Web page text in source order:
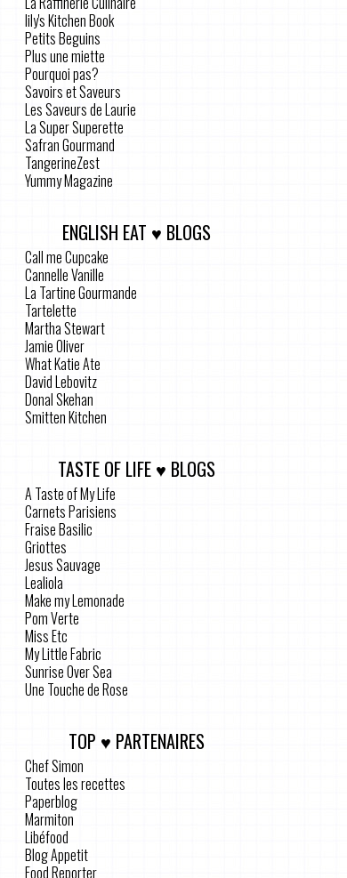
lily's Kitchen Book
Petits Beguins
Plus une miette
Pourquoi pas?
Savoirs et Saveurs
Les Saveurs de Laurie
La Super Superette
Safran Gourmand
TangerineZest
Yummy Magazine
ENGLISH EAT ♥ BLOGS
Call me Cupcake
Cannelle Vanille
La Tartine Gourmande
Tartelette
Martha Stewart
Jamie Oliver
What Katie Ate
David Lebovitz
Donal Skehan
Smitten Kitchen
TASTE OF LIFE ♥ BLOGS
A Taste of My Life
Carnets Parisiens
Fraise Basilic
Griottes
Jesus Sauvage
Lealiola
Make my Lemonade
Pom Verte
Miss Etc
My Little Fabric
Sunrise Over Sea
Une Touche de Rose
TOP ♥ PARTENAIRES
Chef Simon
Toutes les recettes
Paperblog
Marmiton
Libéfood
Blog Appetit
Food Reporter